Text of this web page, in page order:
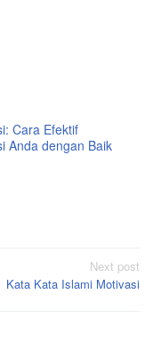
Cara Efektif
Anda dengan Baik
Next post
Kata Kata Islami Motivasi